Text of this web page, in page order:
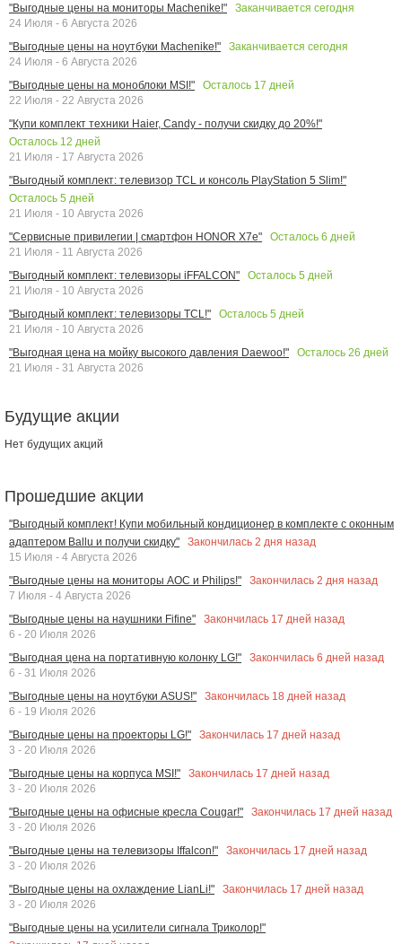
"Выгодные цены на мониторы Machenike!"
Заканчивается сегодня
24 Июля - 6 Августа 2026
"Выгодные цены на ноутбуки Machenike!"
Заканчивается сегодня
24 Июля - 6 Августа 2026
"Выгодные цены на моноблоки MSI!"
Осталось 17 дней
22 Июля - 22 Августа 2026
"Купи комплект техники Haier, Candy - получи скидку до 20%!"
Осталось 12 дней
21 Июля - 17 Августа 2026
"Выгодный комплект: телевизор TCL и консоль PlayStation 5 Slim!"
Осталось 5 дней
21 Июля - 10 Августа 2026
"Сервисные привилегии | смартфон HONOR X7e"
Осталось 6 дней
21 Июля - 11 Августа 2026
"Выгодный комплект: телевизоры iFFALCON"
Осталось 5 дней
21 Июля - 10 Августа 2026
"Выгодный комплект: телевизоры TCL!"
Осталось 5 дней
21 Июля - 10 Августа 2026
"Выгодная цена на мойку высокого давления Daewoo!"
Осталось 26 дней
21 Июля - 31 Августа 2026
Будущие акции
Нет будущих акций
Прошедшие акции
"Выгодный комплект! Купи мобильный кондиционер в комплекте с оконным
адаптером Ballu и получи скидку"
Закончилась 2 дня назад
15 Июля - 4 Августа 2026
"Выгодные цены на мониторы AOC и Philips!"
Закончилась 2 дня назад
7 Июля - 4 Августа 2026
"Выгодные цены на наушники Fifine"
Закончилась 17 дней назад
6 - 20 Июля 2026
"Выгодная цена на портативную колонку LG!"
Закончилась 6 дней назад
6 - 31 Июля 2026
"Выгодные цены на ноутбуки ASUS!"
Закончилась 18 дней назад
6 - 19 Июля 2026
"Выгодные цены на проекторы LG!"
Закончилась 17 дней назад
3 - 20 Июля 2026
"Выгодные цены на корпуса MSI!"
Закончилась 17 дней назад
3 - 20 Июля 2026
"Выгодные цены на офисные кресла Cougar!"
Закончилась 17 дней назад
3 - 20 Июля 2026
"Выгодные цены на телевизоры Iffalcon!"
Закончилась 17 дней назад
3 - 20 Июля 2026
"Выгодные цены на охлаждение LianLi!"
Закончилась 17 дней назад
3 - 20 Июля 2026
"Выгодные цены на усилители сигнала Триколор!"